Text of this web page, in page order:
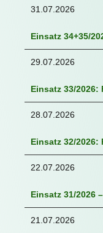
31.07.2026
Einsatz 34+35/
29.07.2026
Einsatz 33/2026:
28.07.2026
Einsatz 32/2026:
22.07.2026
Einsatz 31/2026
21.07.2026